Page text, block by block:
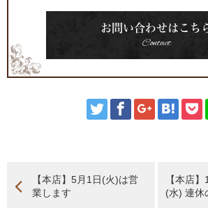
お問い合わせはこち
Contact
【本店】5月1日(火)は営
業します
【本店
(水) 連休